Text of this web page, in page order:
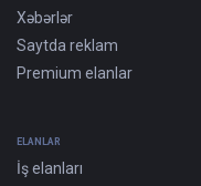
Xəbərlər
Saytda reklam
Premium elanlar
ELANLAR
İş elanları